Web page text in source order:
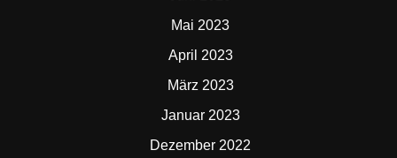
Mai 2023
April 2023
März 2023
Januar 2023
Dezember 2022